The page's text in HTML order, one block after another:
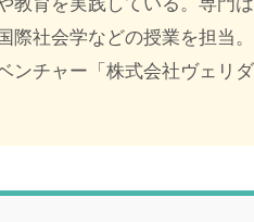
際社会学などの授業を担当。
ンチャー「株式会社ヴェリ